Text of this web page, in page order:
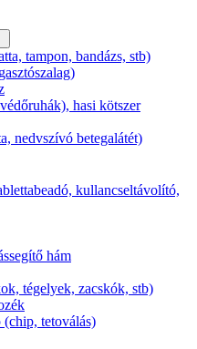
tampon, bandázs, stb)
hasi kötszer
nedvszívó betegalátét)
kullancseltávolító,
hám
tégelyek, zacskók, stb)
(chip, tetoválás)